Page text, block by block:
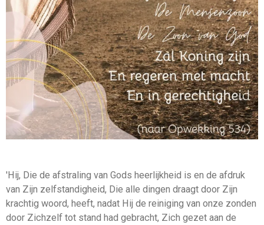
'Hij, Die de afstraling van Gods heerlijkheid is en de afdruk
van Zijn zelfstandigheid, Die alle dingen draagt door Zijn
krachtig woord, heeft, nadat Hij de reiniging van onze zonden
door Zichzelf tot stand had gebracht, Zich gezet aan de